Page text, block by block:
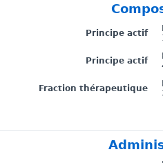
Principe actif
Principe actif
Fraction thérapeutique